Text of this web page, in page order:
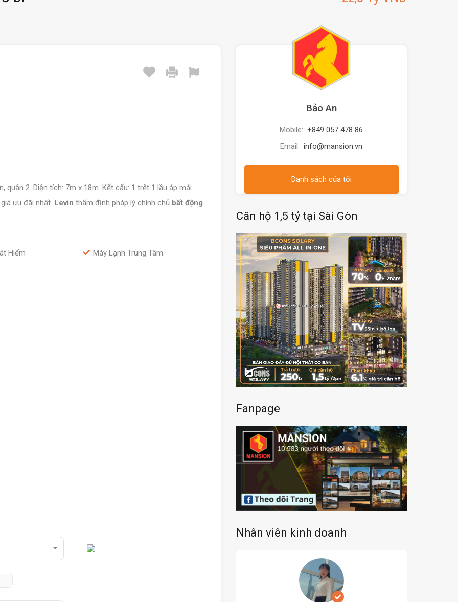
quận 2. Diện tích: 7m x 18m. Kết cấu: 1 trệt 1 lầu áp mái.
ưu đãi nhất. Levin thẩm định pháp lý chính chủ bất động
Hiểm Máy Lạnh Trung Tâm
Bảo An
Mobile: +849 057 478 86
Email: info@mansion.vn
Danh sách của tôi
Căn hộ 1,5 tỷ tại Sài Gòn
Fanpage
Nhân viên kinh doanh